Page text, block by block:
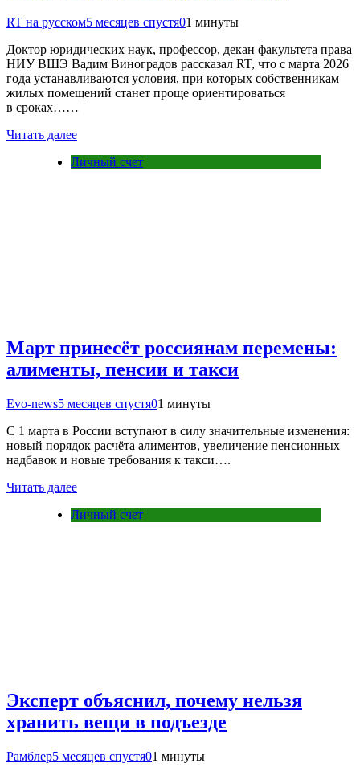
RT на русском5 месяцев спустя01 минуты
Доктор юридических наук, профессор, декан факультета права
НИУ ВШЭ Вадим Виноградов рассказал RT, что с марта 2026
года устанавливаются условия, при которых собственникам
жилых помещений станет проще ориентироваться
в сроках……
Читать далее
Личный счет
Март принесёт россиянам перемены:
алименты, пенсии и такси
Evo-news5 месяцев спустя01 минуты
С 1 марта в России вступают в силу значительные изменения:
новый порядок расчёта алиментов, увеличение пенсионных
надбавок и новые требования к такси….
Читать далее
Личный счет
Эксперт объяснил, почему нельзя
хранить вещи в подъезде
Рамблер5 месяцев спустя01 минуты